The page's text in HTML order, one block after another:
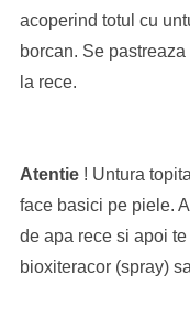
acoperind totul cu
borcan. Se
la rece.
Atentie! Untura
face basici pe piele.
de apa rece si apoi
bioxiteracor (spray)